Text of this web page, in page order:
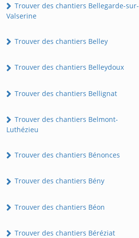
Trouver des chantiers Bellegarde-sur-
Valserine
Trouver des chantiers Belley
Trouver des chantiers Belleydoux
Trouver des chantiers Bellignat
Trouver des chantiers Belmont-
Luthézieu
Trouver des chantiers Bénonces
Trouver des chantiers Bény
Trouver des chantiers Béon
Trouver des chantiers Béréziat